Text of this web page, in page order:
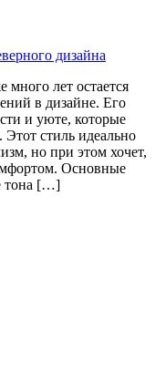
дизайна
много лет остается
в дизайне. Его
и уюте, которые
стиль идеально
но при этом хочет,
Основные
тона […]